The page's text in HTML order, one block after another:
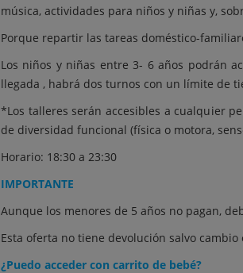
música, actividades para niños y niñas y,
Porque repartir las tareas doméstico-
Los niños y niñas entre 3- 6 años podrán
llegada , habrá dos turnos con un límite de
*Los talleres serán accesibles a cualquier
de diversidad funcional (física o motora,
Horario: 18:30 a 23:30
IMPORTANTE
Aunque los menores de 5 años no pagan,
Esta oferta no tiene devolución salvo
¿Puedo acceder con carrito de bebé?